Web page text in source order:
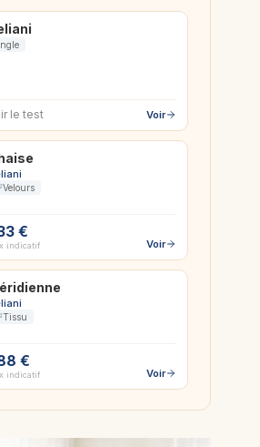
le test Voir
Velours
€
indicatif Voir
Tissu
€
indicatif Voir